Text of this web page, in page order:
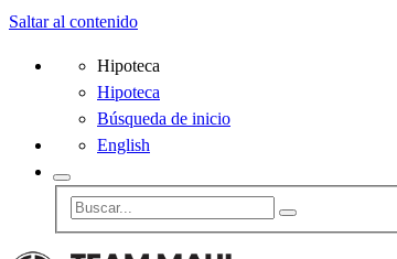
Saltar al contenido
Hipoteca
Hipoteca
Búsqueda de inicio
English